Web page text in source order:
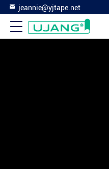
jeannie@yjtape.net